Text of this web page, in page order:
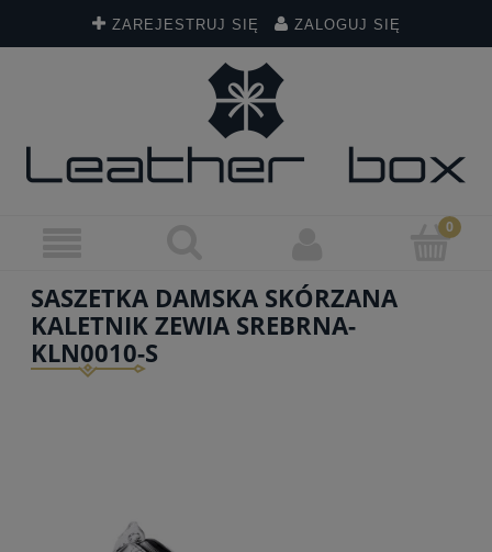
ZAREJESTRUJ SIĘ ZALOGUJ SIĘ
SASZETKA DAMSKA SKÓRZANA
KALETNIK ZEWIA SREBRNA-
KLN0010-S